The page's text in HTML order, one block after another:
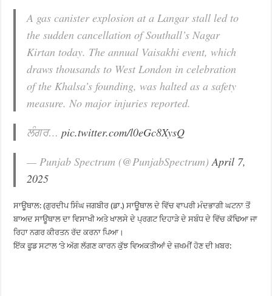
A gas canister explosion at a Langar stall led to
the sudden cancellation of Southall’s Nagar
Kirtan today. The annual Vaisakhi event, which
draws thousands to West London in celebration
of the Khalsa’s founding, was halted as a safety
measure. No major injuries reported.
ਲੰਗਰ…pic.twitter.com/l0eGc8XysQ
— Punjab Spectrum (@PunjabSpectrum)April 7,
2025
ਸਾਊਥਾਲ: (ਗੁਰਦੀਪ ਸਿੰਘ ਜਗਬੀਰ (ਡਾ.) ਸਾਊਥਾਲ ਦੇ ਵਿੱਚ ਵਾਪਰੀ ਮੰਦਭਾਗੀ ਘਟਨਾ ਤੋਂ
ਬਾਅਦ ਸਾਊਥਾਲ ਦਾ ਵਿਸਾਖੀ ਅਤੇ ਖਾਲਸੇ ਦੇ ਪ੍ਰਗਟ ਦਿਹਾੜੇ ਦੇ ਸਬੰਧ ਦੇ ਵਿੱਚ ਕੱਢਿਆ ਜਾ
ਰਿਹਾ ਨਗਰ ਕੀਰਤਨ ਰੱਦ ਕਰਨਾ ਪਿਆ।
ਇੱਕ ਫੂਡ ਸਟਾਲ ‘ਤੇ ਅੱਗ ਲੱਗਣ ਕਾਰਨ ਕੁੱਝ ਵਿਅਕਤੀਆਂ ਦੇ ਜ਼ਖਮੀਂ ਹੋਣ ਦੀ ਖ਼ਬਰ: